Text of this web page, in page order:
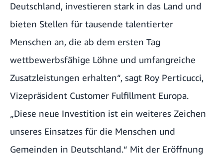
Deutschland, investieren stark in das Land und
bieten Stellen für tausende talentierter
Menschen an, die ab dem ersten Tag
wettbewerbsfähige Löhne und umfangreiche
Zusatzleistungen erhalten“, sagt Roy Perticucci,
Vizepräsident Customer Fulfillment Europa.
„Diese neue Investition ist ein weiteres Zeichen
unseres Einsatzes für die Menschen und
Gemeinden in Deutschland.“ Mit der Eröffnung